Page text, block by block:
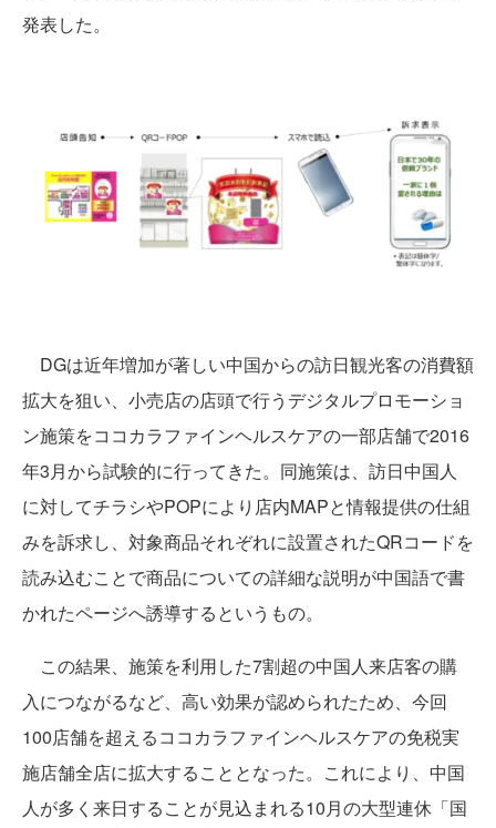
発表した。
DGは近年増加が著しい中国からの訪日観光客の消費額
拡大を狙い、小売店の店頭で行うデジタルプロモーショ
ン施策をココカラファインヘルスケアの一部店舗で2016
年3月から試験的に行ってきた。同施策は、訪日中国人
に対してチラシやPOPにより店内MAPと情報提供の仕組
みを訴求し、対象商品それぞれに設置されたQRコードを
読み込むことで商品についての詳細な説明が中国語で書
かれたページへ誘導するというもの。
この結果、施策を利用した7割超の中国人来店客の購
入につながるなど、高い効果が認められたため、今回
100店舗を超えるココカラファインヘルスケアの免税実
施店舗全店に拡大することとなった。これにより、中国
人が多く来日することが見込まれる10月の大型連休「国